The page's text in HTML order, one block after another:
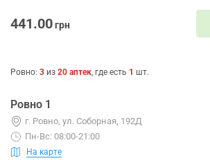
441.00грн
Ровно: 3 из 20 аптек, где есть 1 шт.
Ровно 1
г. Ровно, ул. Соборная, 192Д
Пн-Вс: 08:00-21:00
На карте